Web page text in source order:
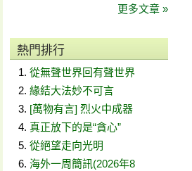
更多文章 »
熱門排行
從無聲世界回有聲世界
緣結大法妙不可言
[萬物有言] 烈火中成器
真正放下的是“貪心”
從絕望走向光明
海外一周簡訊(2026年8